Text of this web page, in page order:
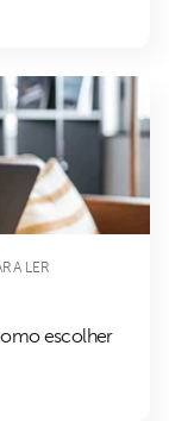
LER
escolher